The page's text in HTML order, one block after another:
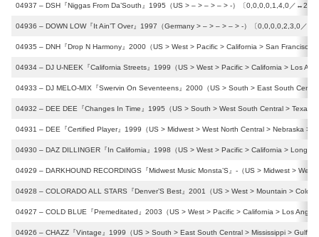
04937 – DSH『Niggas From Da’South』1995（US > – > – > – > -）〔0,0,0,0,1,4,0／↔︎2,↕︎5
04936 – DOWN LOW『It Ain’T Over』1997（Germany > – > – > – > -）〔0,0,0,0,2,3,0／
04935 – DNH『Drop N Harmony』2000（US > West > Pacific > California > San
04934 – DJ U-NEEK『California Streets』1999（US > West > Pacific > California > Los
04933 – DJ MELO-MIX『Swervin On Seventeens』2000（US > South > East South
04932 – DEE DEE『Changes In Time』1995（US > South > West South Central > Texas
04931 – DEE『Certified Player』1999（US > Midwest > West North Central > Nebraska >
04930 – DAZ DILLINGER『In California』1998（US > West > Pacific > California > Long
04929 – DARKHOUND RECORDINGS『Midwest Music Monsta’S』-（US > Midwest >
04928 – COLORADO ALL STARS『Denver’S Best』2001（US > West > Mountain >
04927 – COLD BLUE『Premeditated』2003（US > West > Pacific > California > Los
04926 – CHAZZ『Vintage』1999（US > South > East South Central > Mississippi >